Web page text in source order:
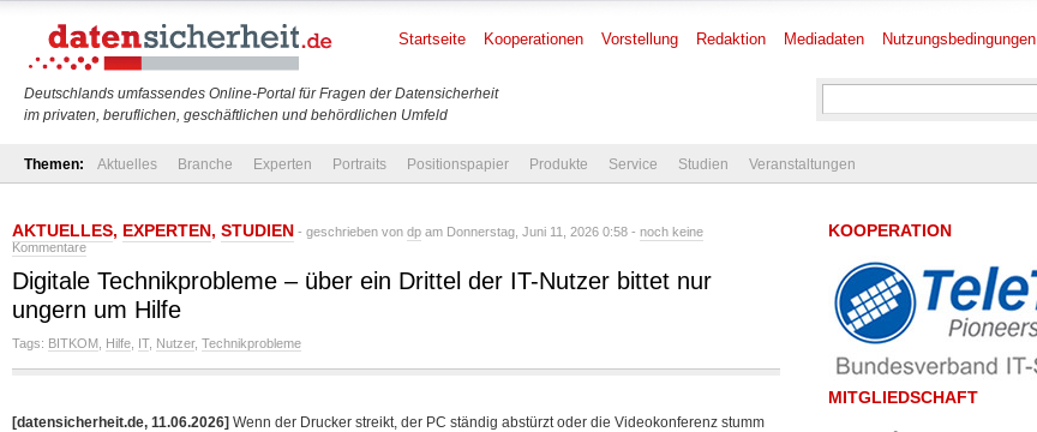
Deutschlands umfassendes Online-Portal für Fragen der Datensicherheit
im privaten, beruflichen, geschäftlichen und behördlichen Umfeld
Startseite Kooperationen Vorstellung Redaktion Mediadaten Nutzungsbedingungen
Themen: Aktuelles Branche Experten Portraits Positionspapier Produkte Service Studien Veranstaltungen
AKTUELLES, EXPERTEN, STUDIEN - geschrieben von dp am Donnerstag, Juni 11, 2026 0:58 - noch keine
Kommentare
Digitale Technikprobleme – über ein Drittel der IT-Nutzer bittet nur
ungern um Hilfe
Tags: BITKOM Hilfe IT, Nutzer, Technikprobleme
[datensicherheit.de, 11.06.2026] Wenn der Drucker streikt, der PC ständig abstürzt oder die Videokonferenz stumm
KOOPERATION
MITGLIEDSCHAFT